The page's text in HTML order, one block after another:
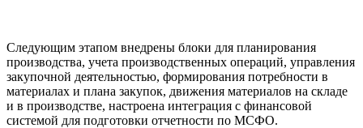
Следующим этапом внедрены блоки для планирования
производства, учета производственных операций, управления
закупочной деятельностью, формирования потребности в
материалах и плана закупок, движения материалов на складе
и в производстве, настроена интеграция с финансовой
системой для подготовки отчетности по МСФО.